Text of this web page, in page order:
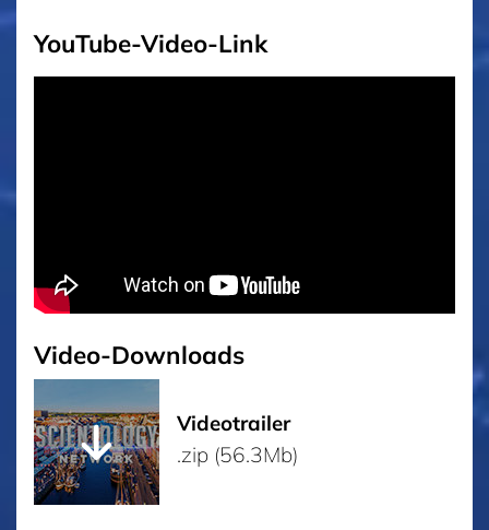
YouTube-Video-Link
Video-Downloads
Videotrailer
.zip (56.3Mb)